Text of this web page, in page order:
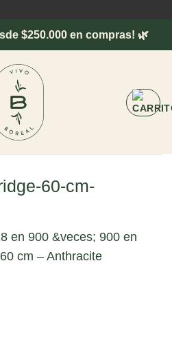
$250.000 en compras! 🌿
60-cm-
en 900 &veces; 900 en
cm – Anthracite